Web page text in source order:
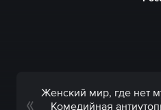
Женский мир, где нет
Комедийная